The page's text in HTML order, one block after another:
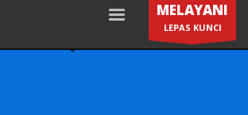
MELAYANI
LEPAS KUNCI